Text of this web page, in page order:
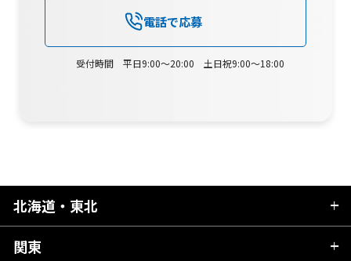
電話で応募
受付時間 平日9:00～20:00 土日祝9:00～18:00
北海道・東北
北海道
関東